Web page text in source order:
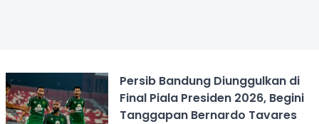
Persib Bandung Diunggulkan di
Final Piala Presiden 2026, Begini
Tanggapan Bernardo Tavares